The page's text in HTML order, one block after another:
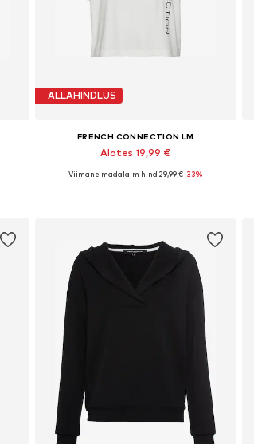
ALLAHINDLUS
FRENCH CONNECTION LM
Alates 19,99 €
Saadaolevad suurused: XS, XS-S, M, L
Viimane madalaim hind:29,99 €-33%